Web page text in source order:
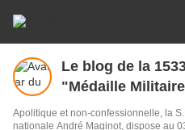
Le blog de la
"Médaille
Apolitique et non-confessionnelle, la
nationale André Maginot, dispose au